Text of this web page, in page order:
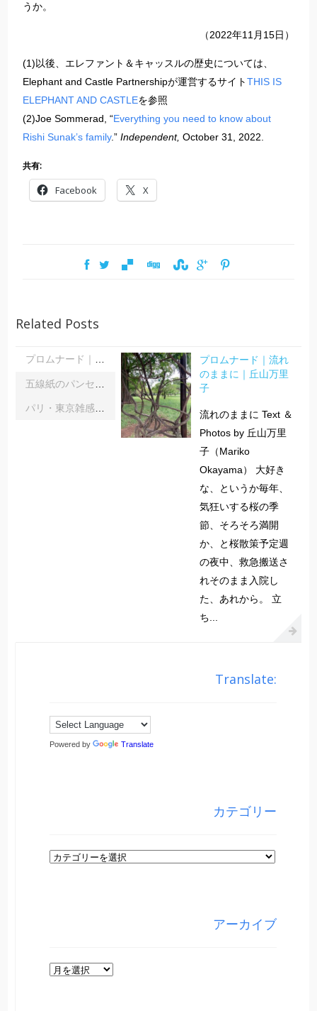
うか。
（2022年11月15日）
(1)以後、エレファント＆キャッスルの歴史については、
Elephant and Castle Partnershipが運営するサイトTHIS IS
ELEPHANT AND CASTLEを参照
(2)Joe Sommerad, “Everything you need to know about
Rishi Sunak’s family.” Independent, October 31, 2022.
共有:
Facebook X
Related Posts
プロムナード｜流れのままに｜丘山万里子
プロムナード｜流れ
のままに｜丘山万里
子
流れのままに Text ＆
Photos by 丘山万里
子（Mariko
Okayama） 大好き
な、というか毎年、
気狂いする桜の季
節、そろそろ満開
か、と桜散策予定週
の夜中、救急搬送さ
れそのまま入院し
た、あれから。 立
ち...
Translate:
Powered by Translate
カテゴリー
カ
アーカイブ
ア